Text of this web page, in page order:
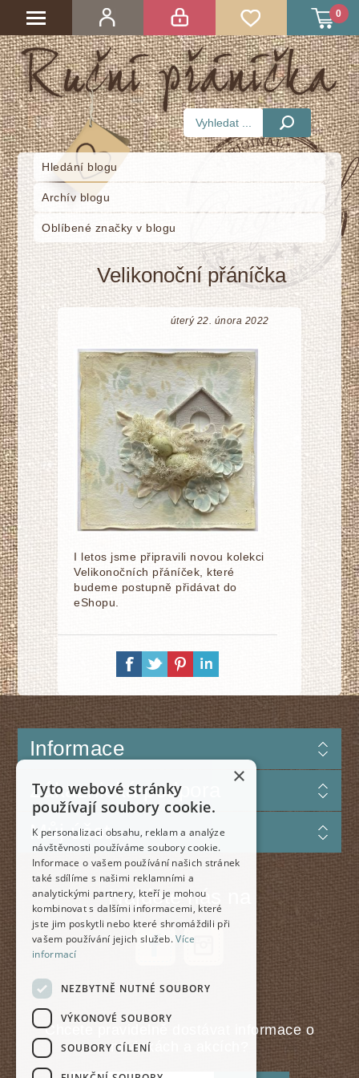
0
Hledání blogu
Archív blogu
Oblíbené značky v blogu
Velikonoční přáníčka
úterý 22. února 2022
I letos jsme připravili novou kolekci
Velikonočních přáníček, které
budeme postupně přidávat do
eShopu.
Informace
Zákaznická podpora
Můj účet
Najdete nás na
Chcete pravidelně dostávat informace o
novinkách a akcích?
×
Tyto webové stránky
používají soubory cookie.
K personalizaci obsahu, reklam a analýze
návštěvnosti používáme soubory cookie.
Informace o vašem používání našich stránek
také sdílíme s našimi reklamními a
analytickými partnery, kteří je mohou
kombinovat s dalšími informacemi, které
jste jim poskytli nebo které shromáždili při
vašem používání jejich služeb.Více
informací
NEZBYTNĚ NUTNÉ SOUBORY
VÝKONOVÉ SOUBORY
SOUBORY CÍLENÍ